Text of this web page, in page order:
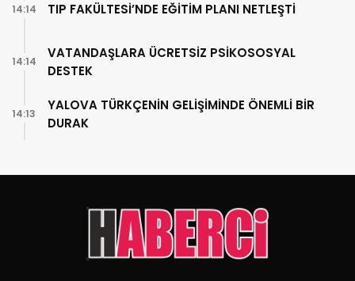
TIP FAKÜLTESİ’NDE EĞİTİM PLANI NETLEŞTİ
14:14
VATANDAŞLARA ÜCRETSİZ PSİKOSOSYAL
DESTEK
14:14
YALOVA TÜRKÇENİN GELİŞİMİNDE ÖNEMLİ BİR
DURAK
14:13